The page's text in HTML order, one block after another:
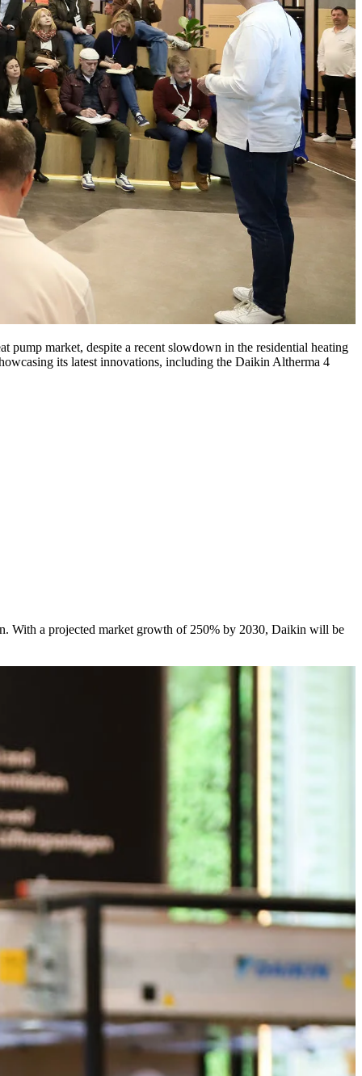
market, despite a recent slowdown in the residential heating
its latest innovations, including the Daikin Altherma 4
With a projected market growth of 250% by 2030, Daikin will be